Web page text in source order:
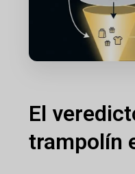
El
trampolín